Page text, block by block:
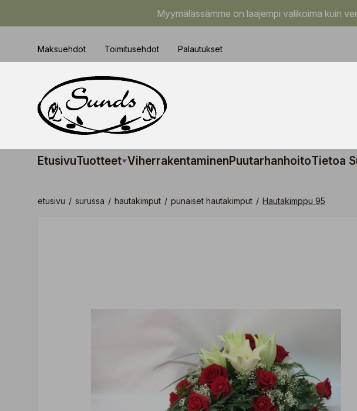
Myymälässämme on laajempi valikoima kuin
Maksuehdot Toimitusehdot Palautukset
EtusivuTuotteet ViherrakentaminenPuutarhanhoitoTietoa
etusivu / surussa / hautakimput / punaiset hautakimput / Hautakimppu 95